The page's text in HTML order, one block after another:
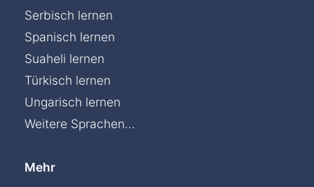
Serbisch lernen
Spanisch lernen
Suaheli lernen
Türkisch lernen
Ungarisch lernen
Weitere Sprachen...
Mehr